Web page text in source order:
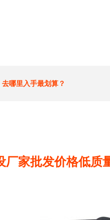
哪里入手最划算？
厂家批发价格低质